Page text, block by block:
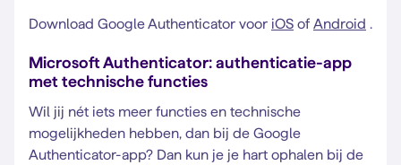
Download Google Authenticator voor iOS of Android .
Microsoft Authenticator: authenticatie-app
met technische functies
Wil jij nét iets meer functies en technische
mogelijkheden hebben, dan bij de Google
Authenticator-app? Dan kun je je hart ophalen bij de